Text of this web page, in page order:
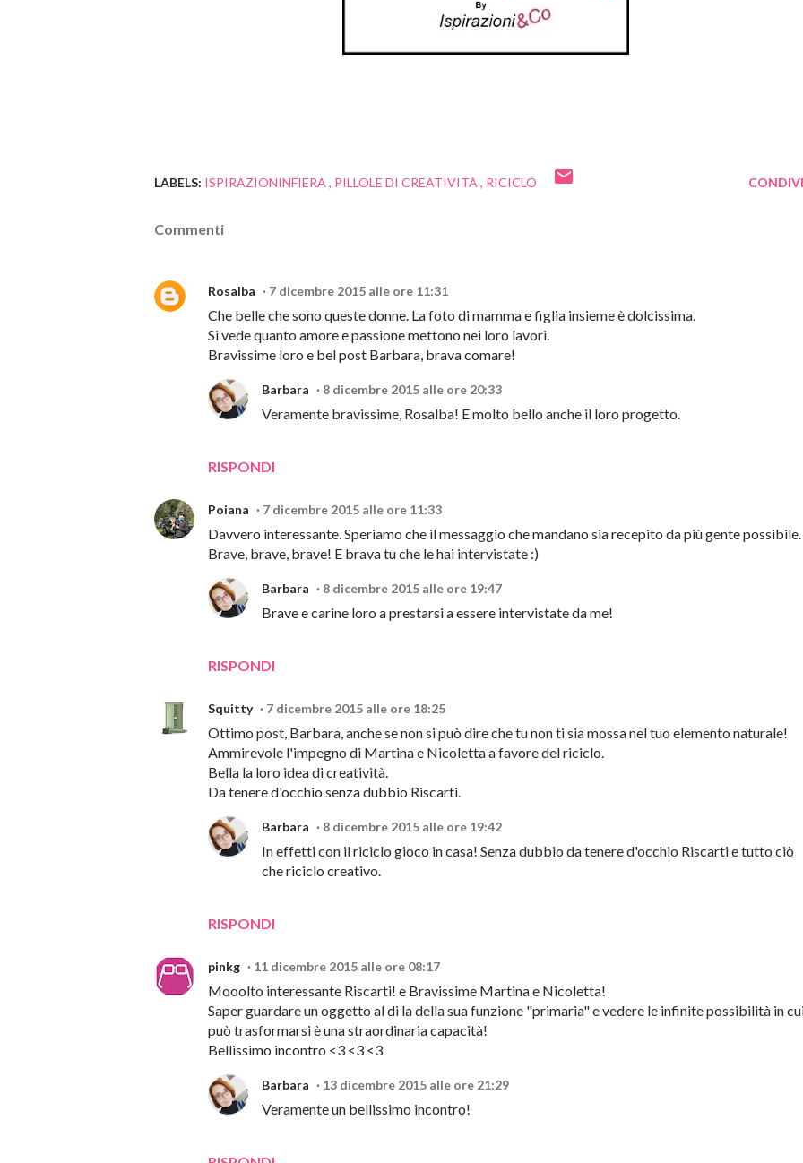
LABELS: ISPIRAZIONINFIERA PILLOLE DI CREATIVITÀ RICICLO
Commenti
Rosalba 7 dicembre 2015 alle ore 11:31
Che belle che sono queste donne. La foto di mamma e figlia insieme è dolcissima.
Si vede quanto amore e passione mettono nei loro lavori.
Bravissime loro e bel post Barbara, brava comare!
RISPONDI
Barbara 8 dicembre 2015 alle ore 20:33
Veramente bravissime, Rosalba! E molto bello anche il loro progetto.
Poiana 7 dicembre 2015 alle ore 11:33
Davvero interessante. Speriamo che il messaggio che mandano sia recepito da più gente possibile.
Brave, brave, brave! E brava tu che le hai intervistate :)
RISPONDI
Barbara 8 dicembre 2015 alle ore 19:47
Brave e carine loro a prestarsi a essere intervistate da me!
Squitty 7 dicembre 2015 alle ore 18:25
Ottimo post, Barbara, anche se non si può dire che tu non ti sia mossa nel tuo elemento naturale!
Ammirevole l'impegno di Martina e Nicoletta a favore del riciclo.
Bella la loro idea di creatività.
Da tenere d'occhio senza dubbio Riscarti.
RISPONDI
Barbara 8 dicembre 2015 alle ore 19:42
In effetti con il riciclo gioco in casa! Senza dubbio da tenere d'occhio Riscarti e tutto ciò
che riciclo creativo.
pinkg 11 dicembre 2015 alle ore 08:17
Mooolto interessante Riscarti! e Bravissime Martina e Nicoletta!
Saper guardare un oggetto al di la della sua funzione "primaria" e vedere le infinite possibilità in
può trasformarsi è una straordinaria capacità!
Bellissimo incontro <3 <3 <3
Barbara 13 dicembre 2015 alle ore 21:29
Veramente un bellissimo incontro!